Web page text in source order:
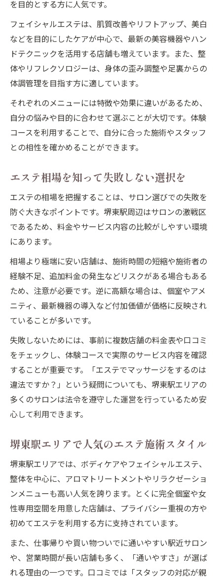
を目的とする方に人気です。
フェイシャルエステは、肌質改善やリフトアップ、美白
などを目的にしたケアが中心で、最新の美容機器やハン
ドテクニックを活用する店舗も増えています。また、整
体やリフレクソロジーは、身体の歪み調整や足裏からの
体調管理を目指す方に適しています。
それぞれのメニューには特徴や効果に違いがあるため、
自分の悩みや目的に合わせて選ぶことが大切です。体験
コースを利用することで、自分に合った施術やスタッフ
との相性を確かめることができます。
エステ相場を知って失敗しない選択を
エステの相場を把握することは、サロン選びでの失敗を
防ぐ大きなポイントです。堺東駅周辺はサロンの激戦区
であるため、料金やサービス内容の比較がしやすい環境
にあります。
相場より極端に安い店舗は、施術時間の短縮や施術者の
経験不足、追加料金の発生などリスクがある場合もある
ため、注意が必要です。逆に高額な場合は、個室やアメ
ニティ、最新機器の導入など付加価値が価格に反映され
ていることが多いです。
失敗しないためには、事前に複数店舗の料金表や口コミ
をチェックし、体験コースで実際のサービス内容を確認
することが重要です。「エステでマッサージをするのは
違法ですか？」という疑問についても、堺東駅エリアの
多くのサロンは法令を遵守した運営を行っているため安
心して利用できます。
堺東駅エリアで人気のエステ施術スタイル
堺東駅エリアでは、ボディケアやフェイシャルエステ、
整体を中心に、アロマトリートメントやリラクゼーショ
ンメニューも高い人気を誇ります。とくに完全個室や女
性専用空間を用意した店舗は、プライバシー重視の方や
初めてエステを利用する方に支持されています。
また、仕事帰りや買い物ついでに通いやすい駅近サロン
や、営業時間が長い店舗も多く、「通いやすさ」が選ば
れる理由の一つです。口コミでは「スタッフの対応が親